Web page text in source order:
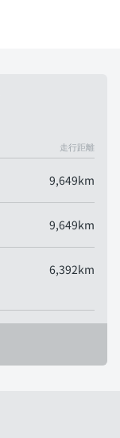
走行距離
9,649km
9,649km
6,392km